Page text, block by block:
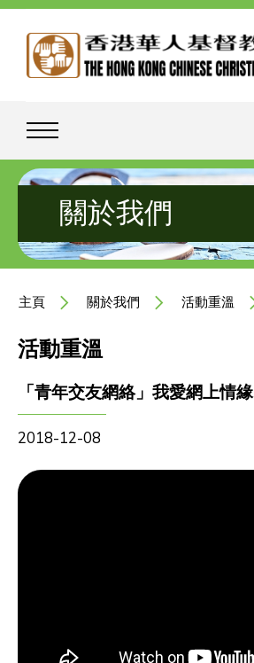
關於我們
主頁 關於我們 活動重溫
活動重溫
「青年交友網絡」我愛網上情緣
2018-12-08